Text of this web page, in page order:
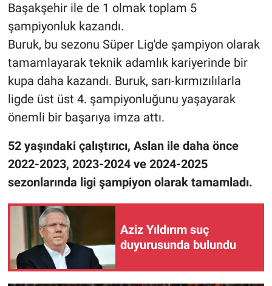
Başakşehir ile de 1 olmak toplam 5
şampiyonluk kazandı.
Buruk, bu sezonu Süper Lig'de şampiyon olarak
tamamlayarak teknik adamlık kariyerinde bir
kupa daha kazandı. Buruk, sarı-kırmızılılarla
ligde üst üst 4. şampiyonluğunu yaşayarak
önemli bir başarıya imza attı.
52 yaşındaki çalıştırıcı, Aslan ile daha önce
2022-2023, 2023-2024 ve 2024-2025
sezonlarında ligi şampiyon olarak tamamladı.
Aziz Yıldırım suç
duyurusunda bulundu